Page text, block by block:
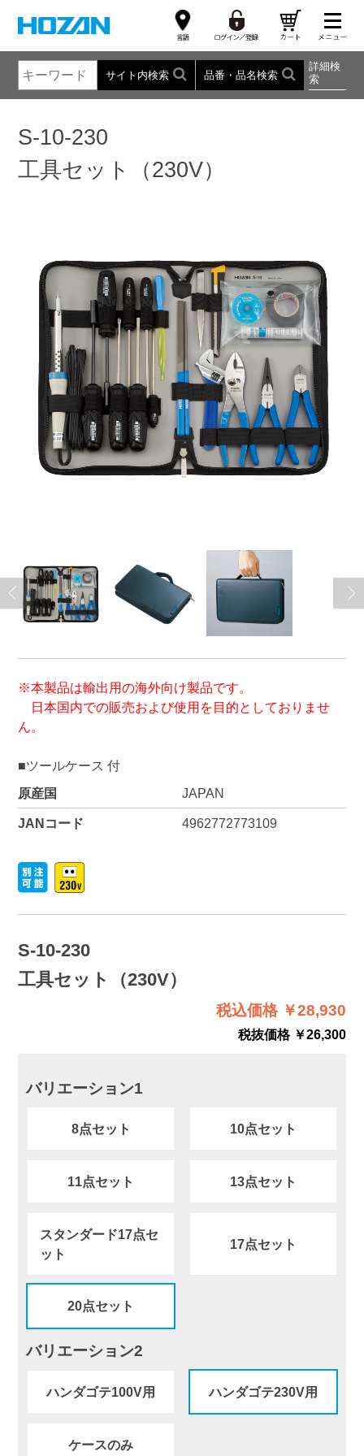
サイト内検索 品番・品名検索
詳細検
索
S-10-230
工具セット（230V）
※本製品は輸出用の海外向け製品です。
日本国内での販売および使用を目的としておりませ
ん。
■ツールケース 付
原産国
JAPAN
JANコード 4962772773109
S-10-230
工具セット（230V）
税込価格 ￥28,930
税抜価格 ￥26,300
バリエーション1
8点セット 10点セット
11点セット 13点セット
スタンダード17点セ
ット
17点セット
20点セット
バリエーション2
ハンダゴテ100V用 ハンダゴテ230V用
ケースのみ